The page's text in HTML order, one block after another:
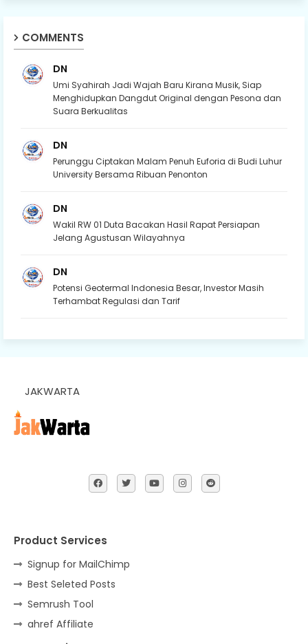
COMMENTS
DN
Umi Syahirah Jadi Wajah Baru Kirana Musik, Siap
Menghidupkan Dangdut Original dengan Pesona dan
Suara Berkualitas
DN
Perunggu Ciptakan Malam Penuh Euforia di Budi Luhur
University Bersama Ribuan Penonton
DN
Wakil RW 01 Duta Bacakan Hasil Rapat Persiapan
Jelang Agustusan Wilayahnya
DN
Potensi Geotermal Indonesia Besar, Investor Masih
Terhambat Regulasi dan Tarif
JAKWARTA
Product Services
Signup for MailChimp
Best Seleted Posts
Semrush Tool
ahref Affiliate